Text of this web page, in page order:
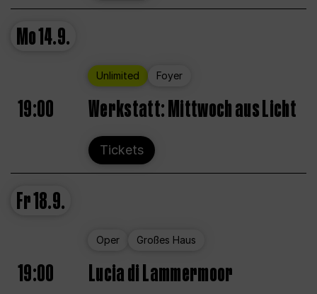
Mo14.9.
Unlimited Foyer
19:00 Werkstatt: Mittwoch aus Licht
Tickets
Fr18.9.
Oper Großes Haus
19:00 Lucia di Lammermoor